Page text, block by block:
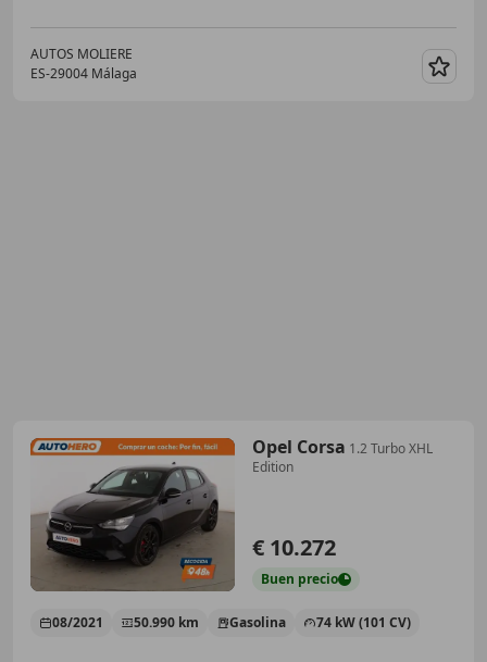
AUTOS MOLIERE
ES-29004 Málaga
Opel Corsa 1.2 Turbo XHL
Edition
€ 10.272
Buen precio
08/2021 50.990 km Gasolina 74 kW (101 CV)